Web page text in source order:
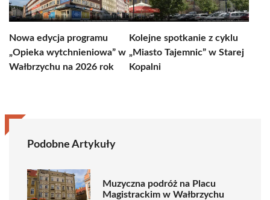
Nowa edycja programu
„Opieka wytchnieniowa” w
Wałbrzychu na 2026 rok
Kolejne spotkanie z cyklu
„Miasto Tajemnic” w Starej
Kopalni
Podobne Artykuły
Muzyczna podróż na Placu
Magistrackim w Wałbrzychu